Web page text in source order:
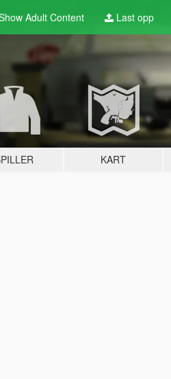
AdultContent Last opp
KART